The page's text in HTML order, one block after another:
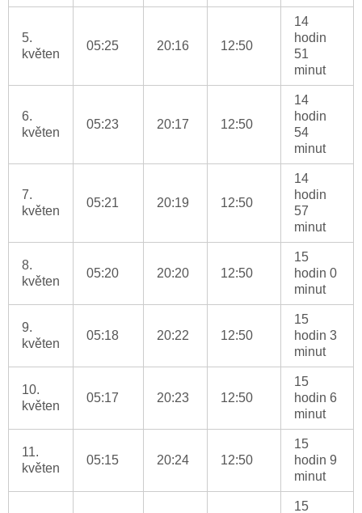
5.
květen
05:25 20:16 12:50
14
hodin
51
minut
6.
květen
05:23 20:17 12:50
14
hodin
54
minut
7.
květen
05:21 20:19 12:50
14
hodin
57
minut
8.
květen
05:20 20:20 12:50
15
hodin 0
minut
9.
květen
05:18 20:22 12:50
15
hodin 3
minut
10.
květen
05:17 20:23 12:50
15
hodin 6
minut
11.
květen
05:15 20:24 12:50
15
hodin 9
minut
15